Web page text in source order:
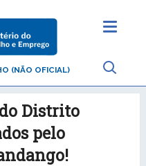
(NÃO OFICIAL)
Distrito
pelo